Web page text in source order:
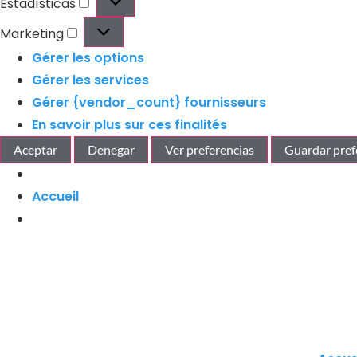
Marketing
Gérer les options
Gérer les services
Gérer {vendor_count} fournisseurs
En savoir plus sur ces finalités
Aceptar Denegar Ver preferencias Guardar
Accueil